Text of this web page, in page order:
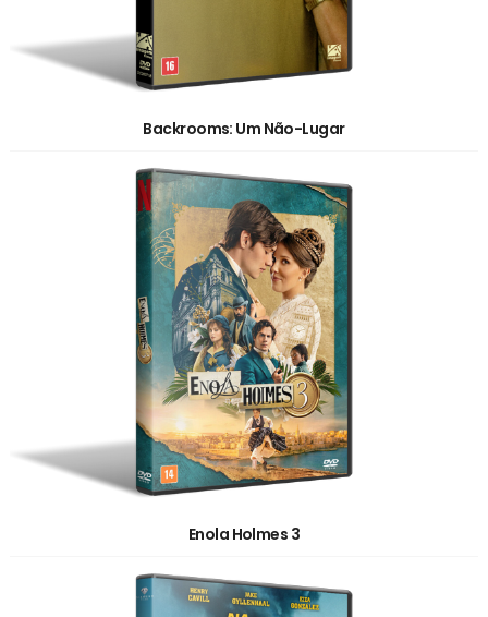
Backrooms: Um Não-Lugar
Enola Holmes 3